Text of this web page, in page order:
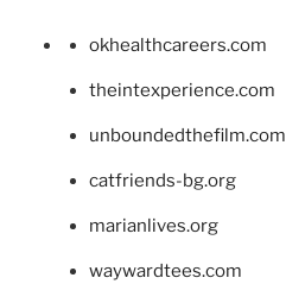
okhealthcareers.com
theintexperience.com
unboundedthefilm.com
catfriends-bg.org
marianlives.org
waywardtees.com